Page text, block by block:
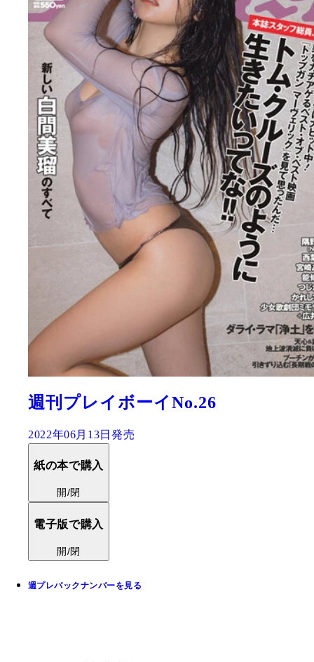
週刊プレイボーイNo.26
2022年06月13日発売
紙の本で購入
開/閉
電子版で購入
開/閉
週プレバックナンバーを見る